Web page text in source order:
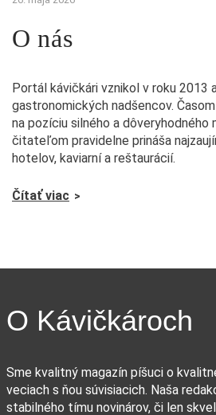
O nás
Portál kávičkári vznikol v roku 2013
gastronomických nadšencov.
na pozíciu silného a dôveryhodného
čitateľom pravidelne prináša
hotelov, kaviarní a reštaurácií.
Čítať viac
O Kávičkároch
Sme kvalitný magazín píšuci o
veciach s ňou súvisiacich. Naša
stabilného tímu novinárov, či len